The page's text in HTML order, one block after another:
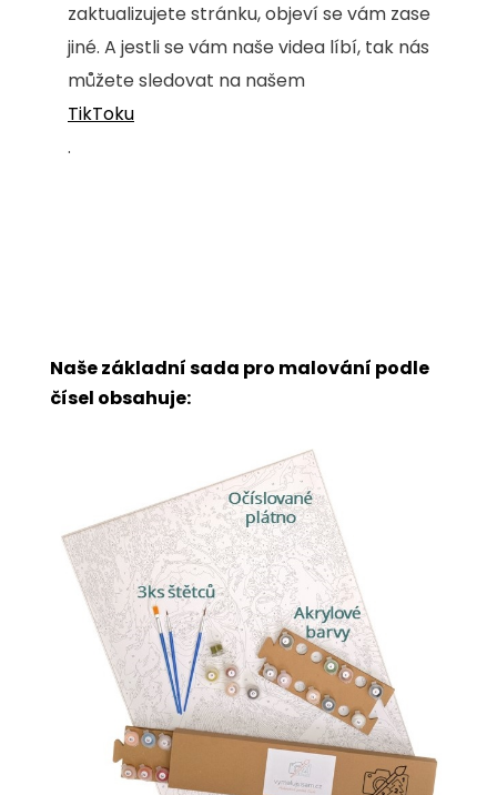
zaktualizujete stránku, objeví se vám zase
jiné. A jestli se vám naše videa líbí, tak nás
můžete sledovat na našem
TikToku
.
Naše základní sada pro malování podle
čísel obsahuje: